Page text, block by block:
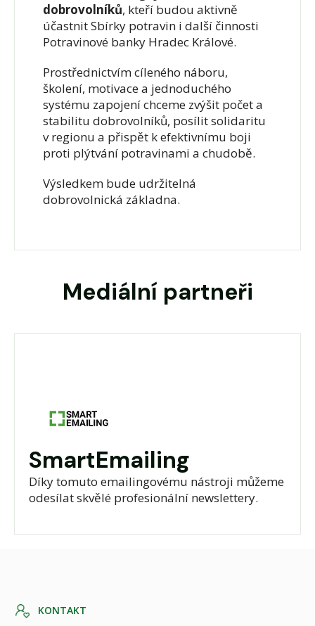
dobrovolníků, kteří budou aktivně
účastnit Sbírky potravin i další činnosti
Potravinové banky Hradec Králové.
Prostřednictvím cíleného náboru,
školení, motivace a jednoduchého
systému zapojení chceme zvýšit počet a
stabilitu dobrovolníků, posílit solidaritu
v regionu a přispět k efektivnímu boji
proti plýtvání potravinami a chudobě.
Výsledkem bude udržitelná
dobrovolnická základna.
Mediální partneři
SmartEmailing
Díky tomuto emailingovému nástroji můžeme
odesílat skvělé profesionální newslettery.
KONTAKT